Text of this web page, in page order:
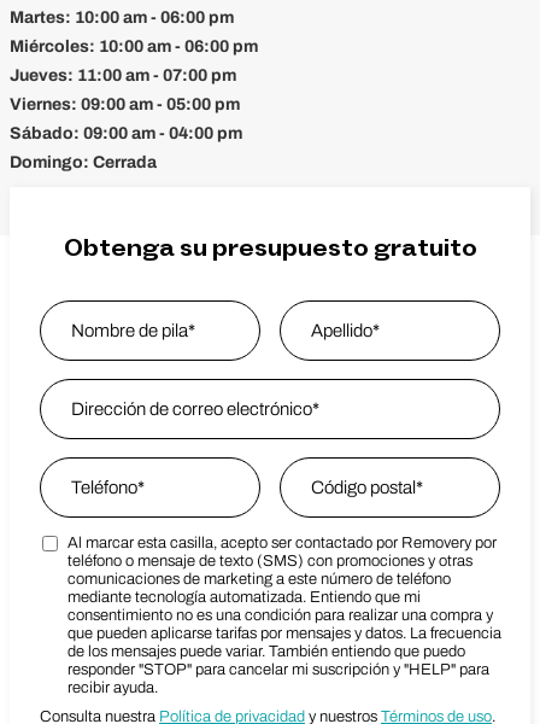
Martes: 10:00 am - 06:00 pm
Miércoles: 10:00 am - 06:00 pm
Jueves: 11:00 am - 07:00 pm
Viernes: 09:00 am - 05:00 pm
Sábado: 09:00 am - 04:00 pm
Domingo: Cerrada
Obtenga su presupuesto gratuito
Name
Nombre
Email Address
Phone Zip Code
Zip Code
Marketing SMS Consent Terms
Al marcar esta casilla, acepto ser contactado por Removery por
teléfono o mensaje de texto (SMS) con promociones y otras
comunicaciones de marketing a este número de teléfono
mediante tecnología automatizada. Entiendo que mi
consentimiento no es una condición para realizar una compra y
que pueden aplicarse tarifas por mensajes y datos. La frecuencia
de los mensajes puede variar. También entiendo que puedo
responder "STOP" para cancelar mi suscripción y "HELP" para
recibir ayuda.
Consulta nuestra Política de privacidad y nuestros Términos de uso.